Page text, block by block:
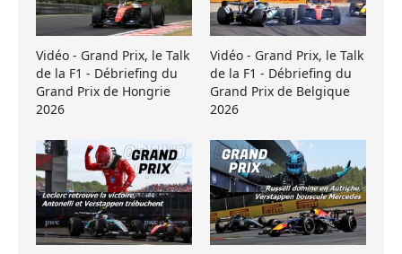
Vidéo - Grand Prix, le Talk
de la F1 - Débriefing du
Grand Prix de Hongrie
2026
Vidéo - Grand Prix, le Talk
de la F1 - Débriefing du
Grand Prix de Belgique
2026